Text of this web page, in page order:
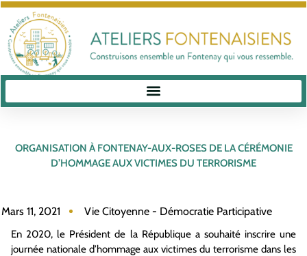
ORGANISATION À FONTENAY-AUX-ROSES DE LA CÉRÉMONIE
D’HOMMAGE AUX VICTIMES DU TERRORISME
Mars 11, 2021 Vie Citoyenne - Démocratie Participative
En 2020, le Président de la République a souhaité inscrire une
journée nationale d’hommage aux victimes du terrorisme dans les